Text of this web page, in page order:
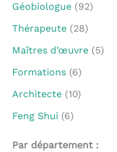
Géobiologue (92)
Thérapeute (28)
Maîtres d’œuvre (5)
Formations (6)
Architecte (10)
Feng Shui (6)
Par département :